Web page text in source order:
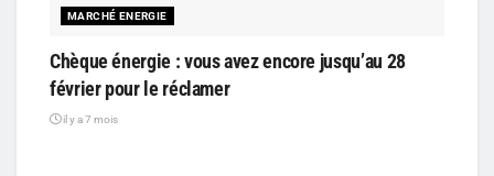
MARCHÉ ENERGIE
Chèque énergie : vous avez encore jusqu’au 28
février pour le réclamer
il y a 7 mois